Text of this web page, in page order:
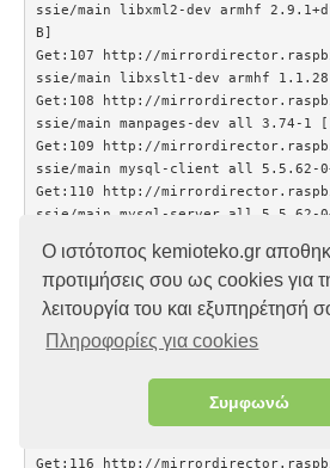
Ο ιστότοπος kemioteko.gr
προτιμήσεις σου ως cookies για
λειτουργία του και εξυπηρέτησή
Πληροφορίες για cookies
Συμφωνώ